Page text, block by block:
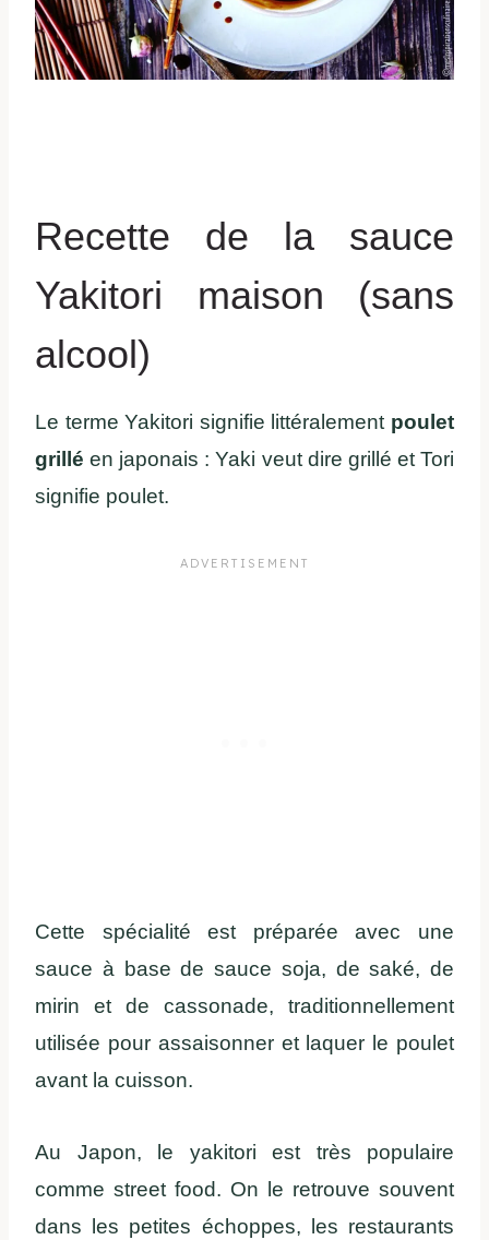
Recette de la sauce
Yakitori maison (sans
alcool)
Le terme Yakitori signifie littéralement poulet
grillé en japonais : Yaki veut dire grillé et Tori
signifie poulet.
Cette spécialité est préparée avec une
sauce à base de sauce soja, de saké, de
mirin et de cassonade, traditionnellement
utilisée pour assaisonner et laquer le poulet
avant la cuisson.
Au Japon, le yakitori est très populaire
comme street food. On le retrouve souvent
dans les petites échoppes, les restaurants